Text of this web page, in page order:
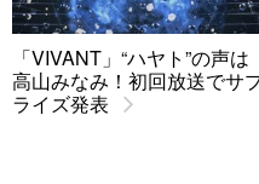
「VIVANT」“ハヤト”の声は
高山みなみ！初回放送でサ
ライズ発表